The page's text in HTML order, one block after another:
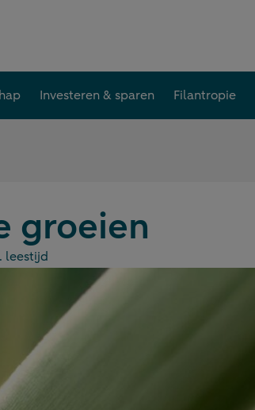
Investeren & sparen Filantropie
groeien
leestijd